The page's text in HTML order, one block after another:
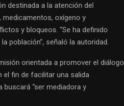
destinada a la atención del
oxígeno y
y bloqueos. “Se ha definido
población”, señaló la autoridad.
orientada a promover el diálogo
fin de facilitar una salida
“ser mediadora y